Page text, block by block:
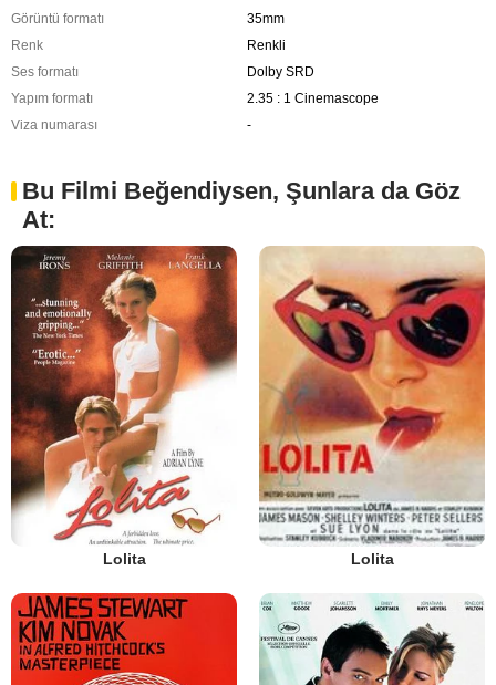
Görüntü formatı
35mm
Renk
Renkli
Ses formatı
Dolby SRD
Yapım formatı
2.35 : 1 Cinemascope
Viza numarası
-
Bu Filmi Beğendiysen, Şunlara da Göz
At:
Lolita Lolita